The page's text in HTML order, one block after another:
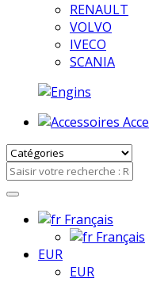
RENAULT
VOLVO
IVECO
SCANIA
Français
Français
EUR
EUR